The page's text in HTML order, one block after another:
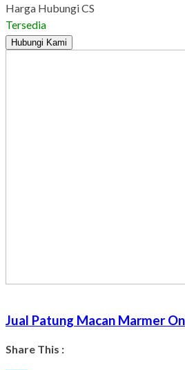
Harga Hubungi CS
Tersedia
Hubungi Kami
Jual Patung Macan Marmer
Share This :